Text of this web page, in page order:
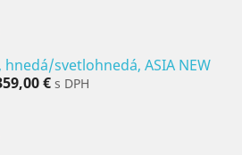
svetlohnedá, ASIA NEW
€ s DPH